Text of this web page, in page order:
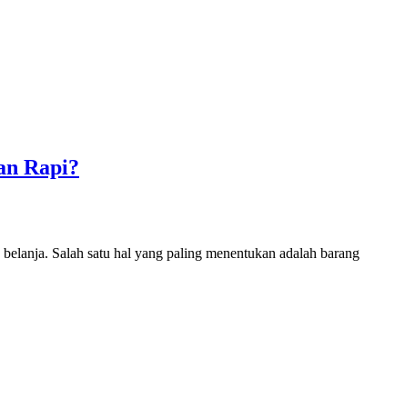
Rapi?
Salah satu hal yang paling menentukan adalah barang